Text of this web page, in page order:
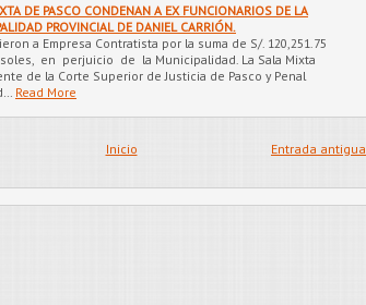
DE PASCO CONDENAN A EX FUNCIONARIOS DE LA
PROVINCIAL DE DANIEL CARRIÓN.
a Empresa Contratista por la suma de S/. 120,251.75
en perjuicio de la Municipalidad. La Sala Mixta
de la Corte Superior de Justicia de Pasco y Penal
Read More
Entrada antigua
Inicio